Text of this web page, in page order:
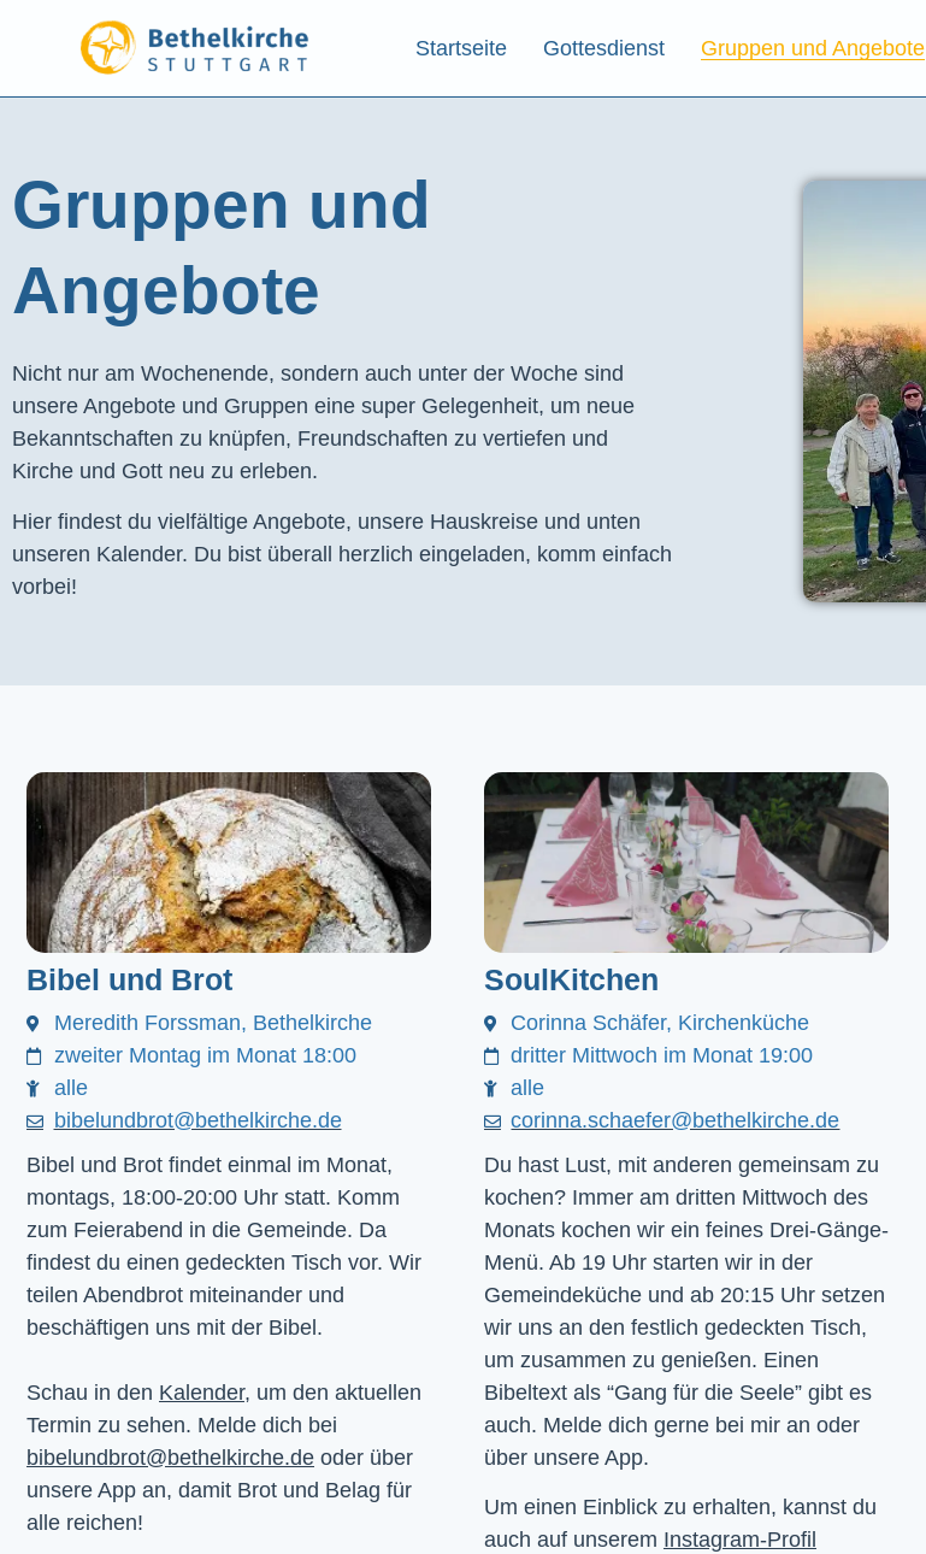
Startseite Gottesdienst Gruppen und Angebote
Gruppen und
Angebote​
Nicht nur am Wochenende, sondern auch unter der Woche sind
unsere Angebote und Gruppen eine super Gelegenheit, um neue
Bekanntschaften zu knüpfen, Freundschaften zu vertiefen und
Kirche und Gott neu zu erleben.
Hier findest du vielfältige Angebote, unsere Hauskreise und unten
unseren Kalender. Du bist überall herzlich eingeladen, komm einfach
vorbei!
Bibel und Brot
Meredith Forssman, Bethelkirche
zweiter Montag im Monat 18:00
alle
bibelundbrot@bethelkirche.de
Bibel und Brot findet einmal im Monat,
montags, 18:00-20:00 Uhr statt. Komm
zum Feierabend in die Gemeinde. Da
findest du einen gedeckten Tisch vor. Wir
teilen Abendbrot miteinander und
beschäftigen uns mit der Bibel.
Schau in den Kalender, um den aktuellen
Termin zu sehen. Melde dich bei
bibelundbrot@bethelkirche.de oder über
unsere App an, damit Brot und Belag für
alle reichen!
SoulKitchen
Corinna Schäfer, Kirchenküche
dritter Mittwoch im Monat 19:00
alle
corinna.schaefer@bethelkirche.de
Du hast Lust, mit anderen gemeinsam zu
kochen? Immer am dritten Mittwoch des
Monats kochen wir ein feines Drei-Gänge-
Menü. Ab 19 Uhr starten wir in der
Gemeindeküche und ab 20:15 Uhr setzen
wir uns an den festlich gedeckten Tisch,
um zusammen zu genießen. Einen
Bibeltext als “Gang für die Seele” gibt es
auch. Melde dich gerne bei mir an oder
über unsere App.
Um einen Einblick zu erhalten, kannst du
auch auf unserem Instagram-Profil